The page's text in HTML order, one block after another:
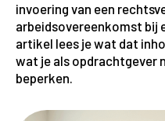
invoering van een
arbeidsovereenkomst bij
artikel lees je wat dat
wat je als opdrachtgever
beperken.